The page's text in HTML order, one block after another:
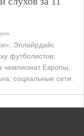
Эллайрдайс
футболистов;
чемпионат Европы;
социальные сети.